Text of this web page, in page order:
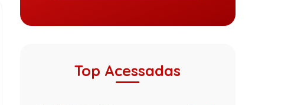
Top Acessadas